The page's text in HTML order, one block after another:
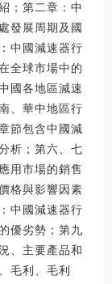
；第二章：中
發展周期及國
中國減速器行
全球市場中的
國各地區減速
、華中地區行
節包含中國減
析；第六、七
用市場的銷售
格與影響因素
中國減速器行
優劣勢；第九
、主要產品和
毛利、毛利